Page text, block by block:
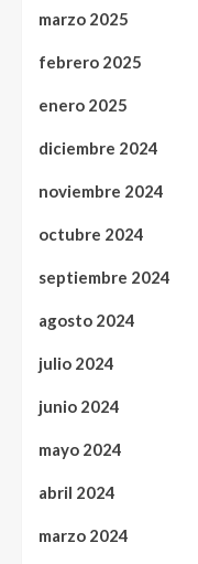
marzo 2025
febrero 2025
enero 2025
diciembre 2024
noviembre 2024
octubre 2024
septiembre 2024
agosto 2024
julio 2024
junio 2024
mayo 2024
abril 2024
marzo 2024